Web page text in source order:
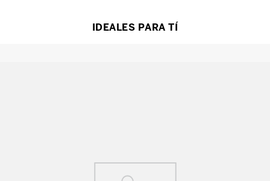
IDEALES PARA TÍ